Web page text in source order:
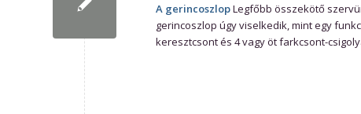
A gerincoszlopLegfőbb összekötő
gerincoszlop úgy viselkedik, mint egy
keresztcsont és 4 vagy öt farkcsont-